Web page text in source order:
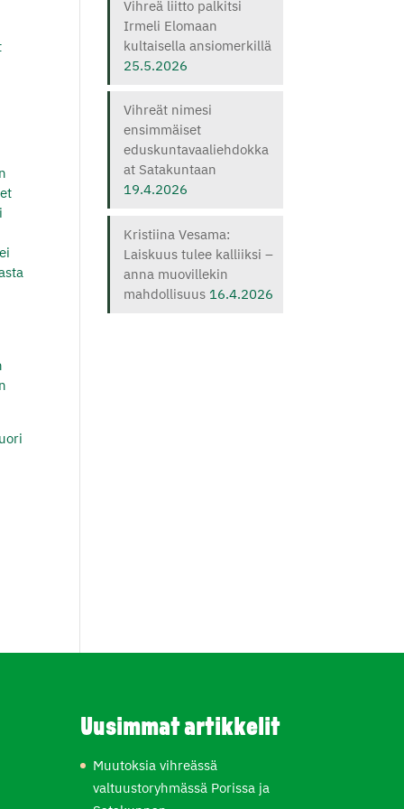
Vihreä liitto palkitsi
Irmeli Elomaan
kultaisella ansiomerkillä
25.5.2026
Vihreät nimesi
ensimmäiset
eduskuntavaaliehdokka
at Satakuntaan
19.4.2026
Kristiina Vesama:
Laiskuus tulee kalliiksi –
anna muovillekin
mahdollisuus 16.4.2026
Uusimmat artikkelit
Muutoksia vihreässä
valtuustoryhmässä Porissa ja